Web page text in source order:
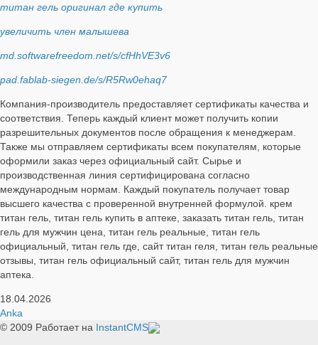
титан гель оригинал где купить
увеличить член малышева
md.softwarefreedom.net/s/cfHhVE3v6
pad.fablab-siegen.de/s/R5Rw0ehaq7
Компания-производитель предоставляет сертификаты качества и
соответствия. Теперь каждый клиент может получить копии
разрешительных документов после обращения к менеджерам.
Также мы отправляем сертификаты всем покупателям, которые
оформили заказ через официальный сайт. Сырье и
производственная линия сертифицирована согласно
международным нормам. Каждый покупатель получает товар
высшего качества с проверенной внутренней формулой. крем
титан гель, титан гель купить в аптеке, заказать титан гель, титан
гель для мужчин цена, титан гель реальные, титан гель
официальный, титан гель где, сайт титан геля, титан гель реальные
отзывы, титан гель официальный сайт, титан гель для мужчин
аптека.
18.04.2026
Anka
© 2009 Работает на InstantCMS